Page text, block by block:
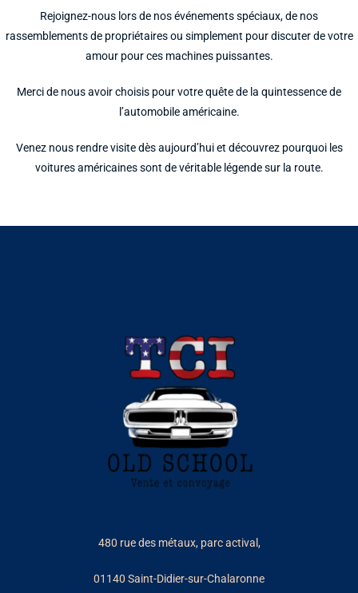
Rejoignez-nous lors de nos événements spéciaux, de nos
rassemblements de propriétaires ou simplement pour discuter de votre
amour pour ces machines puissantes.
Merci de nous avoir choisis pour votre quête de la quintessence de
l’automobile américaine.
Venez nous rendre visite dès aujourd’hui et découvrez pourquoi les
voitures américaines sont de véritable légende sur la route.
480 rue des métaux, parc actival,
01140 Saint-Didier-sur-Chalaronne